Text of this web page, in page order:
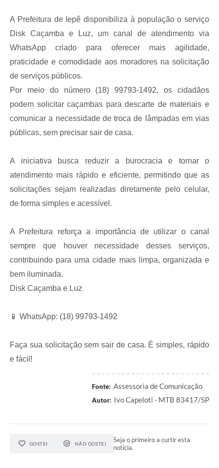
Secretarias
Links
Telefones Úteis
A Prefeitura
Diário Oficial
A Prefeitura de Iepê disponibiliza à população o serviço
Disk Caçamba e Luz, um canal de atendimento via
WhatsApp criado para oferecer mais agilidade,
praticidade e comodidade aos moradores na solicitação
de serviços públicos.
Por meio do número (18) 99793-1492, os cidadãos
podem solicitar caçambas para descarte de materiais e
comunicar a necessidade de troca de lâmpadas em vias
públicas, sem precisar sair de casa.
A iniciativa busca reduzir a burocracia e tornar o
atendimento mais rápido e eficiente, permitindo que as
solicitações sejam realizadas diretamente pelo celular,
de forma simples e acessível.
A Prefeitura reforça a importância de utilizar o canal
sempre que houver necessidade desses serviços,
contribuindo para uma cidade mais limpa, organizada e
bem iluminada.
Disk Caçamba e Luz
📱 WhatsApp: (18) 99793-1492
Faça sua solicitação sem sair de casa. É simples, rápido
e fácil!
Fonte: Assessoria de Comunicação
Autor: Ivo Capeloti - MTB 83417/SP
GOSTEI NÃO GOSTEI
Seja o primeiro a curtir esta
notícia.